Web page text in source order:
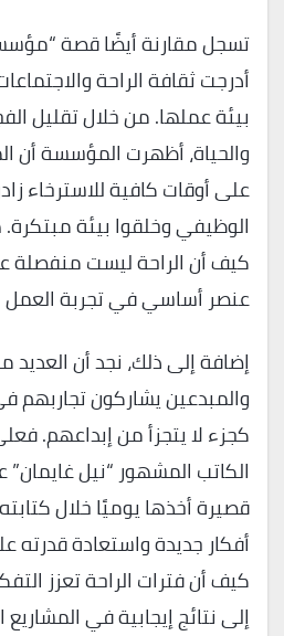
تسجل مقارنة أيضًا قصة
أدرجت ثقافة الراحة
بيئة عملها. من خلال تقليل
والحياة، أظهرت المؤسسة أن
على أوقات كافية للاسترخاء
الوظيفي وخلقوا بيئة
كيف أن الراحة ليست منفصلة
عنصر أساسي في تجربة العمل
إضافة إلى ذلك، نجد أن العديد
والمبدعين يشاركون تجاربهم
كجزء لا يتجزأ من إبداعهم.
الكاتب المشهور “نيل
قصيرة أخذها يوميًا خلال
أفكار جديدة واستعادة قدرته
كيف أن فترات الراحة تعزز
إلى نتائج إيجابية في المشاريع